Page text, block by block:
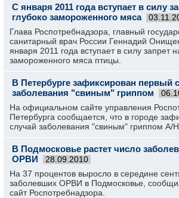
С января 2011 года вступает в силу
глубоко замороженного мяса
Глава Роспотребнадзора, главный
санитарный врач России Геннадий
января 2011 года вступает в силу запрет
замороженного мяса птицы.
В Петербурге зафиксирован первый
заболевания "свиным" гриппом
На официальном сайте управления
Петербурга сообщается, что в городе
случай заболевания "свиным" гриппом А/
В Подмосковье растет число
ОРВИ
28.09.2010
На 37 процентов выросло в середине
заболевших ОРВИ в Подмосковье,
сайт Роспотребнадзора.